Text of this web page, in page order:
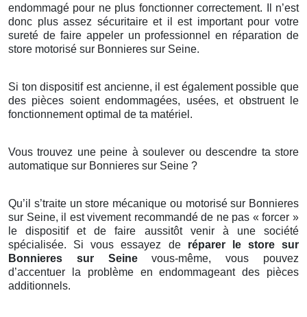
endommagé pour ne plus fonctionner correctement. Il n’est
donc plus assez sécuritaire et il est important pour votre
sureté de faire appeler un professionnel en réparation de
store motorisé sur Bonnieres sur Seine.
Si ton dispositif est ancienne, il est également possible que
des pièces soient endommagées, usées, et obstruent le
fonctionnement optimal de ta matériel.
Vous trouvez une peine à soulever ou descendre ta store
automatique sur Bonnieres sur Seine ?
Qu’il s’traite un store mécanique ou motorisé sur Bonnieres
sur Seine, il est vivement recommandé de ne pas « forcer »
le dispositif et de faire aussitôt venir à une société
spécialisée. Si vous essayez de réparer le store sur
Bonnieres sur Seinevous-même, vous pouvez
d’accentuer la problème en endommageant des pièces
additionnels.